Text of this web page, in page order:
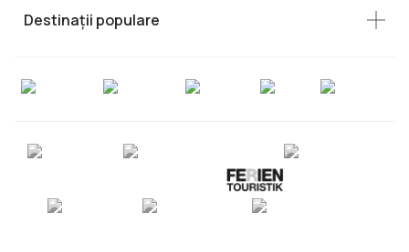
Destinații populare